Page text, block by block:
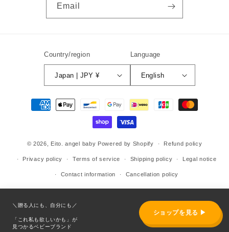
＼贈る人にも、自分にも／
「これ私も欲しいかも」が
ショップを見る ▶
Email
Country/region
Japan | JPY ¥
Language
English
Payment
methods
© 2026, Eito. angel baby Powered by Shopify Refund policy
Privacy policy Terms of service Shipping policy Legal notice
Contact information Cancellation policy